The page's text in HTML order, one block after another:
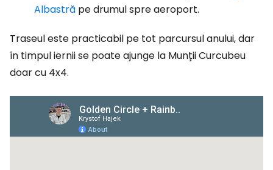
Albastră pe drumul spre aeroport.
Traseul este practicabil pe tot parcursul anului, dar
în timpul iernii se poate ajunge la Munții Curcubeu
doar cu 4x4.